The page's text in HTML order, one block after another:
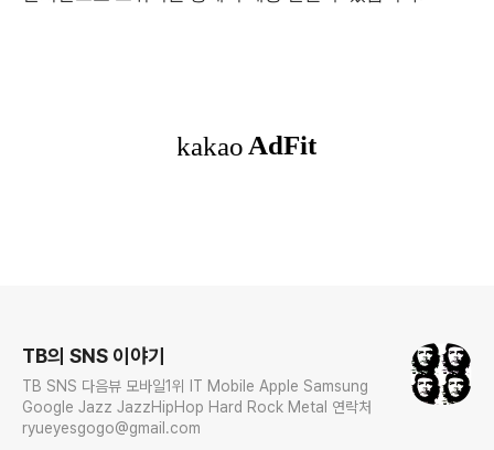
TB의 SNS 이야기
TB SNS 다음뷰 모바일1위 IT Mobile Apple Samsung
Google Jazz JazzHipHop Hard Rock Metal 연락처
ryueyesgogo@gmail.com